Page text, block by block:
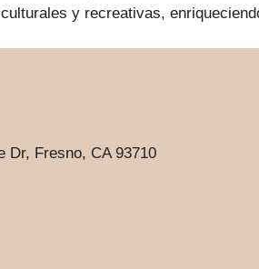
y recreativas,
Dr, Fresno, CA 93710